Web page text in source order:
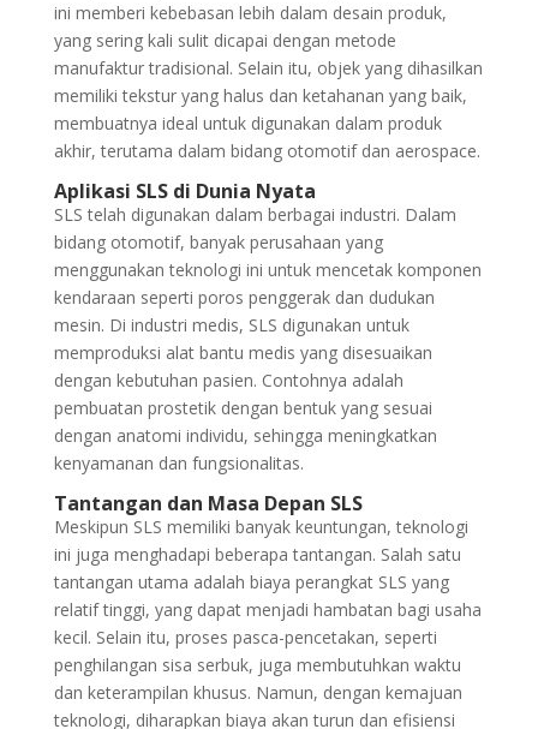
ini memberi kebebasan lebih dalam desain produk,
yang sering kali sulit dicapai dengan metode
manufaktur tradisional. Selain itu, objek yang dihasilkan
memiliki tekstur yang halus dan ketahanan yang baik,
membuatnya ideal untuk digunakan dalam produk
akhir, terutama dalam bidang otomotif dan aerospace.
Aplikasi SLS di Dunia Nyata
SLS telah digunakan dalam berbagai industri. Dalam
bidang otomotif, banyak perusahaan yang
menggunakan teknologi ini untuk mencetak komponen
kendaraan seperti poros penggerak dan dudukan
mesin. Di industri medis, SLS digunakan untuk
memproduksi alat bantu medis yang disesuaikan
dengan kebutuhan pasien. Contohnya adalah
pembuatan prostetik dengan bentuk yang sesuai
dengan anatomi individu, sehingga meningkatkan
kenyamanan dan fungsionalitas.
Tantangan dan Masa Depan SLS
Meskipun SLS memiliki banyak keuntungan, teknologi
ini juga menghadapi beberapa tantangan. Salah satu
tantangan utama adalah biaya perangkat SLS yang
relatif tinggi, yang dapat menjadi hambatan bagi usaha
kecil. Selain itu, proses pasca-pencetakan, seperti
penghilangan sisa serbuk, juga membutuhkan waktu
dan keterampilan khusus. Namun, dengan kemajuan
teknologi, diharapkan biaya akan turun dan efisiensi